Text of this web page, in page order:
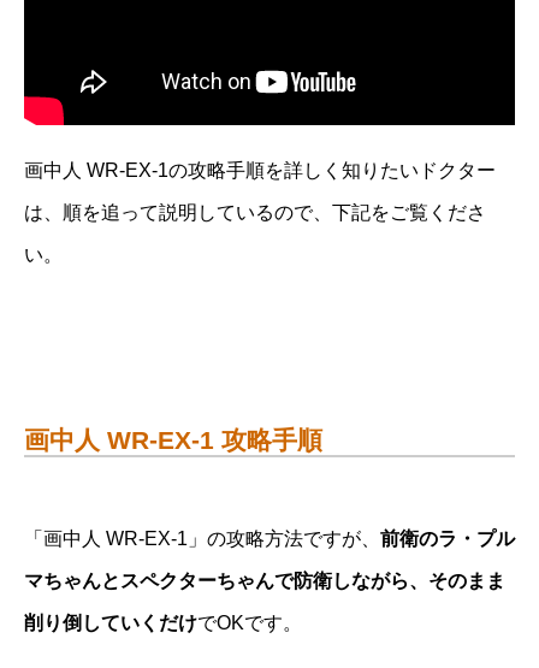
画中人 WR-EX-1の攻略手順を詳しく知りたいドクター
は、順を追って説明しているので、下記をご覧くださ
い。
画中人 WR-EX-1 攻略手順
「画中人 WR-EX-1」の攻略方法ですが、 前衛のラ・プル
マちゃんとスペクターちゃんで防衛しながら、そのまま
削り倒していくだけでOKです。